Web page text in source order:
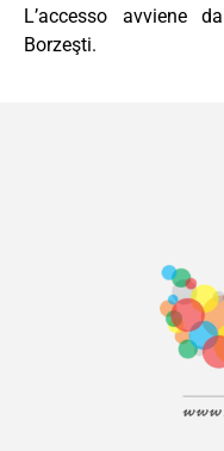
L’accesso avviene
Borzeşti.